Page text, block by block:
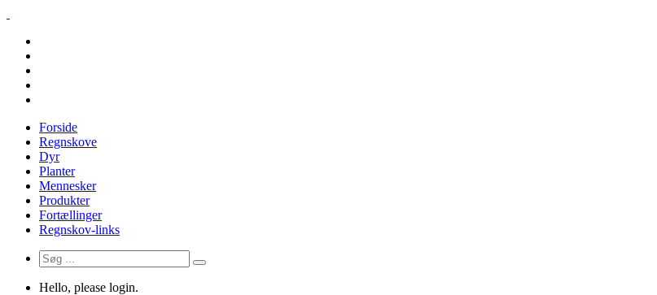
Forside
Regnskove
Dyr
Planter
Mennesker
Produkter
Fortællinger
Regnskov-links
Hello, please login.